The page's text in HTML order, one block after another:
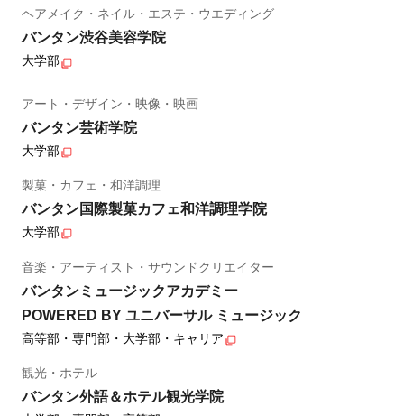
ヘアメイク・ネイル・エステ・ウエディング
バンタン渋谷美容学院
大学部
アート・デザイン・映像・映画
バンタン芸術学院
大学部
製菓・カフェ・和洋調理
バンタン国際製菓カフェ和洋調理学院
大学部
音楽・アーティスト・サウンドクリエイター
バンタンミュージックアカデミー
POWERED BY ユニバーサル ミュージック
高等部・専門部・大学部・キャリア
観光・ホテル
バンタン外語＆ホテル観光学院